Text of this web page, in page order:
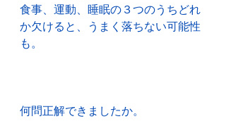
食事、運動、睡眠の３つのうちどれ
か欠けると、うまく落ちない可能性
も。
何問正解できましたか。